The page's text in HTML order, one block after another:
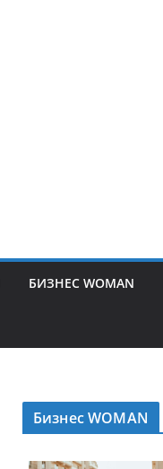
БИЗНЕС WOMAN
Бизнес WOMAN